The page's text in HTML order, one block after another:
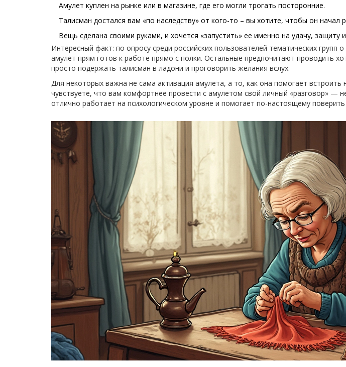
Амулет куплен на рынке или в магазине, где его могли трогать посторонние.
Талисман достался вам «по наследству» от кого-то – вы хотите, чтобы он начал
Вещь сделана своими руками, и хочется «запустить» ее именно на удачу, защиту
Интересный факт: по опросу среди российских пользователей тематических групп о
амулет прям готов к работе прямо с полки. Остальные предпочитают проводить
просто подержать талисман в ладони и проговорить желания вслух.
Для некоторых важна не сама активация амулета, а то, как она помогает
чувствуете, что вам комфортнее провести с амулетом свой личный «разговор» —
отлично работает на психологическом уровне и помогает по-настоящему